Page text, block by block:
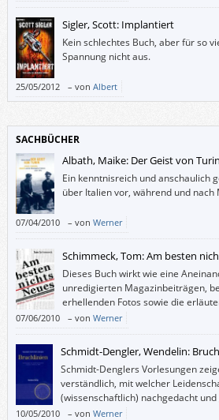
Sigler, Scott: Implantiert
Kein schlechtes Buch, aber für so
Spannung nicht aus.
25/05/2012 – von Albert
SACHBÜCHER
Albath, Maike: Der Geist von Turin
Ein kenntnisreich und anschaulich
über Italien vor, während und nach
07/04/2010 – von Werner
Schimmeck, Tom: Am besten
Dieses Buch wirkt wie eine
unredigierten Magazinbeiträgen,
erhellenden Fotos sowie die
07/06/2010 – von Werner
Schmidt-Dengler, Wendelin:
Schmidt-Denglers Vorlesungen
verständlich, mit welcher
(wissenschaftlich) nachgedacht
10/05/2010 – von Werner